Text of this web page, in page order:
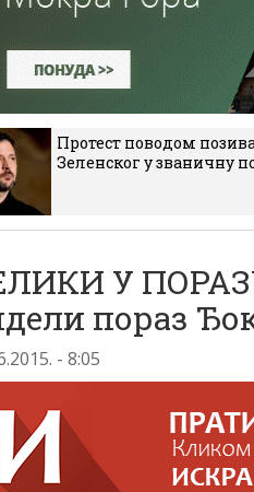
Протест поводом
Зеленског у званичну
У
пораз
- 8:05